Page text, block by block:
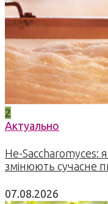
2
Актуально
Не-Saccharomyces:
змінюють сучасне
07.08.2026